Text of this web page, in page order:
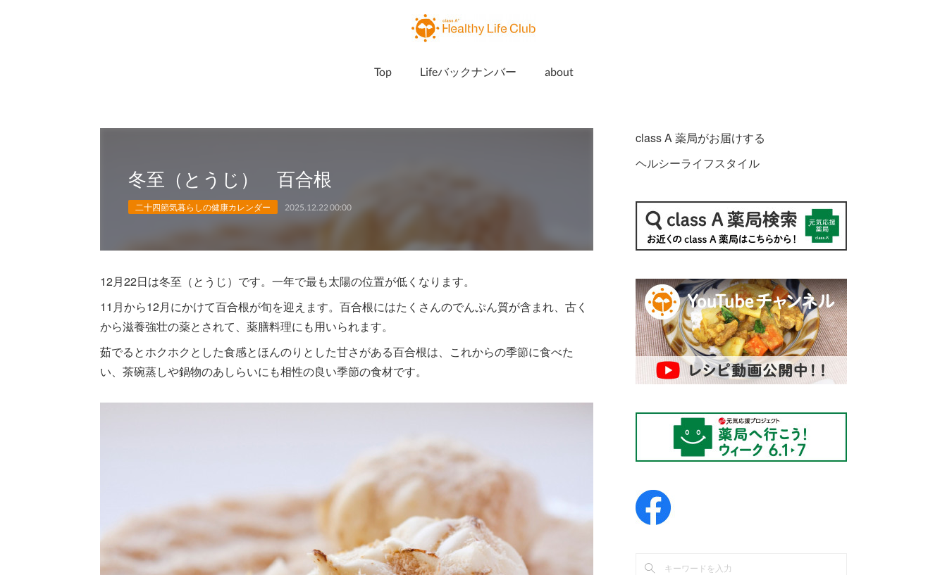
Top Lifeバックナンバー about
冬至（とうじ） 百合根
二十四節気暮らしの健康カレンダー 2025.12.22 00:00
12月22日は冬至（とうじ）です。一年で最も太陽の位置が低くなります。
11月から12月にかけて百合根が旬を迎えます。百合根にはたくさんのでんぷん質が含まれ、古く
から滋養強壮の薬とされて、薬膳料理にも用いられます。
茹でるとホクホクとした食感とほんのりとした甘さがある百合根は、これからの季節に食べた
い、茶碗蒸しや鍋物のあしらいにも相性の良い季節の食材です。
class A 薬局がお届けする
ヘルシーライフスタイル